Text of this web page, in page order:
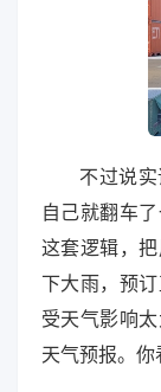
不过说
自己就翻车
这套逻辑，
下大雨，预
受天气影响
天气预报。你